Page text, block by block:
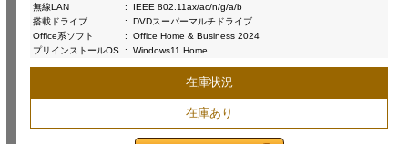
無線LAN
:
IEEE 802.11ax/ac/n/g/a/b
搭載ドライブ
:
DVDスーパーマルチドライブ
Office系ソフト
:
Office Home & Business 2024
プリインストールOS : Windows11 Home
在庫状況
在庫あり